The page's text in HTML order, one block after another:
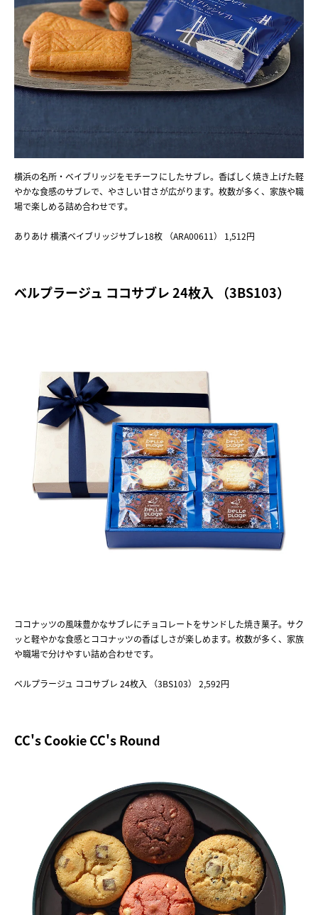
横浜の名所・ベイブリッジをモチーフにしたサブレ。香ばしく焼き上げた軽
やかな食感のサブレで、やさしい甘さが広がります。枚数が多く、家族や職
場で楽しめる詰め合わせです。
ありあけ 横濱ベイブリッジサブレ18枚 （ARA00611） 1,512円
ベルプラージュ ココサブレ 24枚入 （3BS103）
ココナッツの風味豊かなサブレにチョコレートをサンドした焼き菓子。サク
ッと軽やかな食感とココナッツの香ばしさが楽しめます。枚数が多く、家族
や職場で分けやすい詰め合わせです。
ベルプラージュ ココサブレ 24枚入 （3BS103） 2,592円
CC's Cookie CC's Round